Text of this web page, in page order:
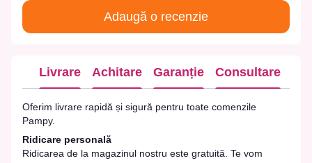
Adaugă o recenzie
Livrare Achitare Garanție Consultare
Oferim livrare rapidă și sigură pentru toate comenzile
Pampy.
Ridicare personală
Ridicarea de la magazinul nostru este gratuită. Te vom